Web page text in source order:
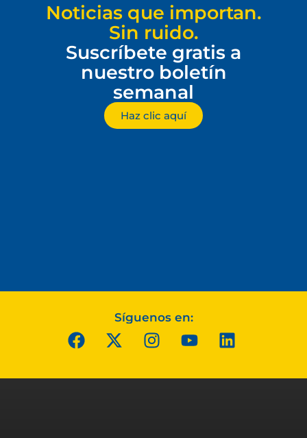
Noticias que importan.
Sin ruido.
Suscríbete gratis a
nuestro boletín
semanal
Haz clic aquí
Síguenos en: